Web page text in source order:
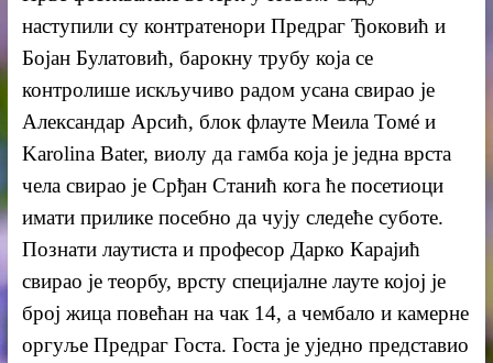
наступили су контратенори Предраг Ђоковић и
Бојан Булатовић, барокну трубу која се
контролише искључиво радом усана свирао је
Александар Арсић, блок флауте Меила Томé и
Karolina Bater, виолу да гамба која је једна врста
чела свирао је Срђан Станић кога ће посетиоци
имати прилике посебно да чују следеће суботе.
Познати лаутиста и професор Дарко Карајић
свирао је теорбу, врсту специјалне лауте којој је
број жица повећан на чак 14, а чембало и камерне
оргуље Предраг Госта. Госта је уједно представио